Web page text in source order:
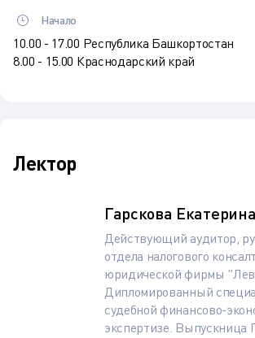
Начало
10.00 - 17.00 Республика Башкортостан
8.00 - 15.00 Краснодарский край
Лектор
Гарскова
Действующий аудитор,
отдела налогового
юридической фирмы
Дипломированный
судебной финансово-
экспертизе. Выпускница